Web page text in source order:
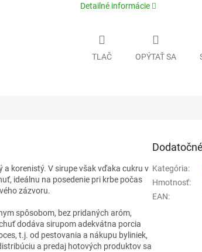
Detailné informácie
TLAČ OPÝTAŤ SA
a korenistý. V sirupe však vďaka cukru v
ideálnu na posedenie pri krbe počas
zázvoru.
spôsobom, bez pridaných aróm,
dodáva sirupom adekvátna porcia
t.j. od pestovania a nákupu byliniek,
a predaj hotových produktov sa
Kategória:
Hmotnosť:
EAN: